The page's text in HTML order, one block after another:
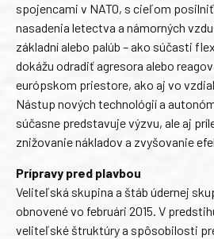
spojencami v NATO, s cieľom
nasadenia letectva a námorných
základní alebo palúb – ako súčasti
dokážu odradiť agresora alebo
európskom priestore, ako aj vo
Nástup nových technológií a
súčasne predstavuje výzvu, ale aj
znižovanie nákladov a zvyšovanie
Prípravy pred plavbou
Veliteľská skupina a štáb údernej
obnovené vo februári 2015. V
veliteľské štruktúry a spôsobilosti